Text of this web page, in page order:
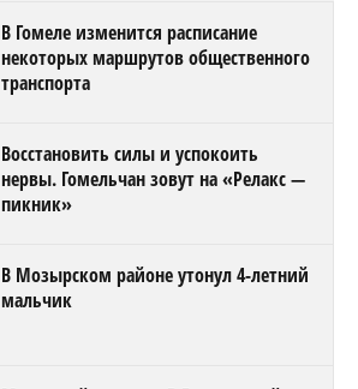
В Гомеле изменится расписание
некоторых маршрутов общественного
транспорта
Восстановить силы и успокоить
нервы. Гомельчан зовут на «Релакс —
пикник»
В Мозырском районе утонул 4-летний
мальчик